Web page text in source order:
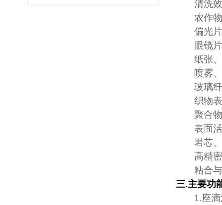
清洗
农作
偏光
眼镜
纸张
喷雾
玻璃
织物
聚合
表面
岩芯
高精
粘合
三.主要功
1.座